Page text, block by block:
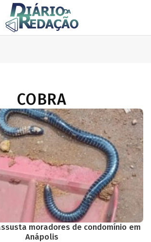
COBRA
moradores de condomínio em
Anápolis